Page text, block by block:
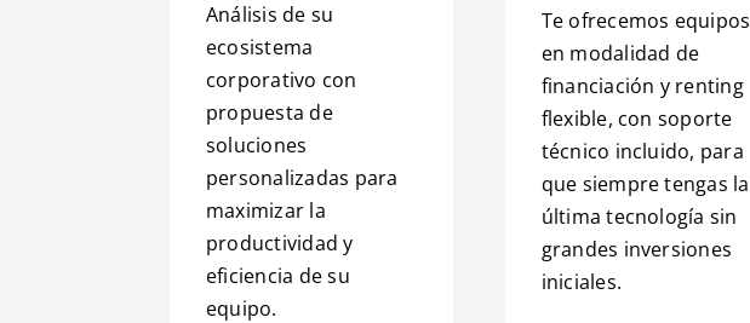
Análisis de su
ecosistema
corporativo con
propuesta de
soluciones
personalizadas para
maximizar la
productividad y
eficiencia de su
equipo.
Te ofrecemos equipos
en modalidad de
financiación y renting
flexible, con soporte
técnico incluido, para
que siempre tengas la
última tecnología sin
grandes inversiones
iniciales.